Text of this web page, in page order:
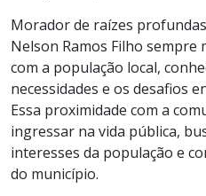
Morador de raízes
Nelson Ramos Filho
com a população local,
necessidades e os desafios
Essa proximidade com a
ingressar na vida pública,
interesses da população e
do município.